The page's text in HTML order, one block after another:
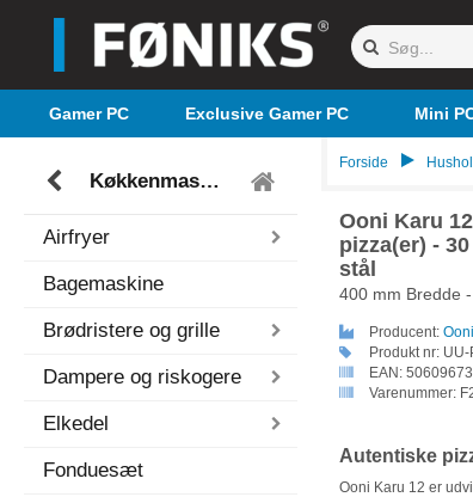
Gamer PC Exclusive Gamer PC Mini
Køkkenmaskiner
Airfryer
Bagemaskine
Brødristere og grille
Dampere og riskogere
Elkedel
Fonduesæt
Forside
Ooni Karu
pizza(er) -
stål
400 mm Bredde
Producent: Ooni
Produkt nr:
EAN:
Varenummer:
Autentiske
Ooni Karu 12 er